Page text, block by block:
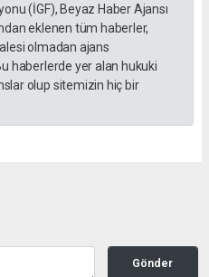
(İGF), Beyaz Haber Ajansı
eklenen tüm haberler,
olmadan ajans
haberlerde yer alan hukuki
olup sitemizin hiç bir
Gönder